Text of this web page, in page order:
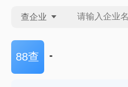
查企业
查企业
88查 -